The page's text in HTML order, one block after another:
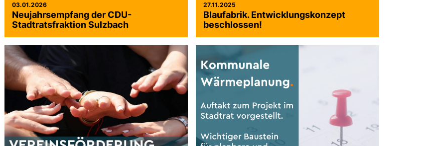
03.01.2026
Neujahrsempfang der CDU-
Stadtratsfraktion Sulzbach
27.11.2025
Blaufabrik. Entwicklungskonzept
beschlossen!